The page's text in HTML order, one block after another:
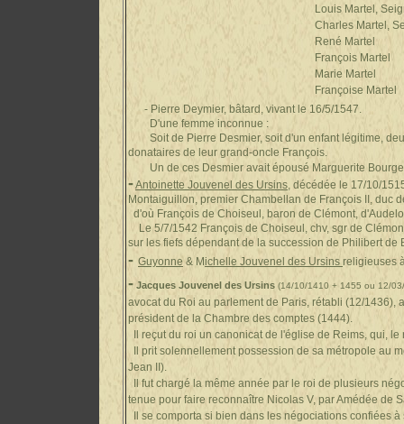
Louis Martel, Seigneur de
Charles Martel, Seigneur
René Martel
François Martel
Marie Martel
Françoise
- Pierre Deymier, bâtard, vivant le 16/5/1547.
D'une femme inconnue :
Soit de Pierre Desmier, soit d'un enfant légitime,
donataires de leur grand-oncle François.
Un de ces Desmier avait épousé Marguerite
-Antoinette Jouvenel des Ursins, décédée le 17/10/
Montaiguillon, premier Chambellan de François II, duc
d'où François de Choiseul, baron de Clémont,
Le 5/7/1542 François de Choiseul, chv, sgr de
sur les fiefs dépendant de la succession de Philibert
- Guyonne & Michelle Jouvenel des Ursins religieuses
- Jacques Jouvenel des Ursins (14/10/1410 + 1455 ou 12/
avocat du Roi au parlement de Paris, rétabli (12/
président de la Chambre des
Il reçut du roi un canonicat de l'église de Reims, qui,
Il prit solennellement possession de sa métropole au
Jean II).
Il fut chargé la même année par le roi de plusieurs
tenue pour faire reconnaître
Il se comporta si bien dans les négociations confiées